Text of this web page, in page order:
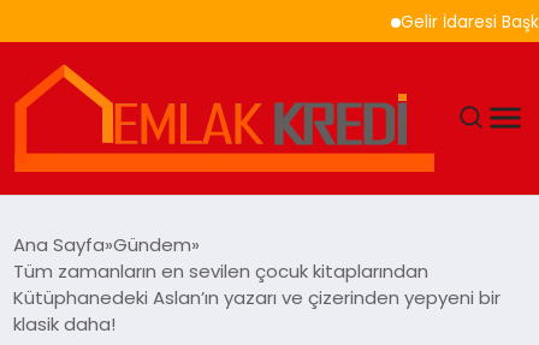
Gelir İdaresi
EKONOMI
Ana Sayfa Gündem
Tüm zamanların en sevilen çocuk kitaplarından
Kütüphanedeki Aslan’ın yazarı ve çizerinden yepyeni bir
klasik daha!